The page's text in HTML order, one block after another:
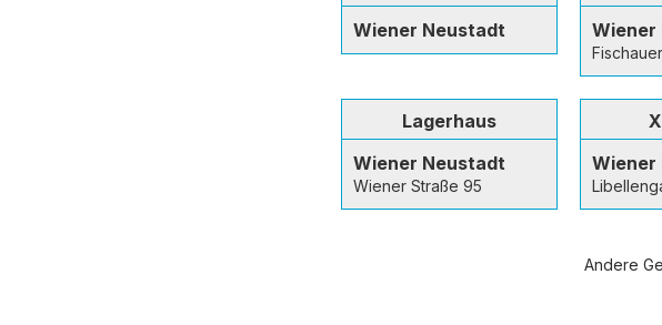
Wiener Neustadt
Wiener
Lagerhaus
Wiener Neustadt
Wiener Straße 95
Wiener
Andere